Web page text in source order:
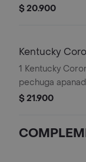
mayonesa
$ 20.900
Kentucky
1 Kentucky
pechuga apanado, Ensalada Coleslaw,
BBQ y
$ 21.900